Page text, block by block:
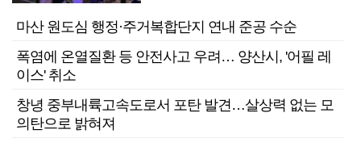
마산 원도심 행정·주거복합단지 연내 준공 수순
폭염에 온열질환 등 안전사고 우려… 양산시, '어필 레
이스' 취소
창녕 중부내륙고속도로서 포탄 발견…살상력 없는 모
의탄으로 밝혀져